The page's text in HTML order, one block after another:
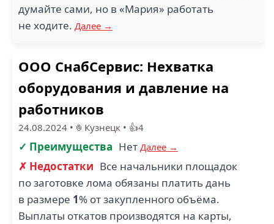
МКП РОСТГОРСВЕТ (1)
3
думайте сами, но в «Мария» работать
не ходите. Далее →
ООО СнабСервис: Нехватка
оборудования и давление на
работников
24.08.2024 • Кузнецк • 👍4
✓ Преимущества Нет Далее →
✗ Недостатки Все начальники площадок
по заготовке лома обязаны платить дань
в размере 1% от закупленного объёма.
Выплаты откатов производятся на карты,